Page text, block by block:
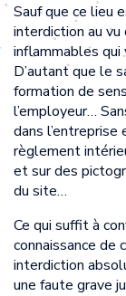
Sauf que ce lieu
interdiction au
inflammables
D’autant que le
formation de
l’employeur…
dans
règlement
et sur des
du site…
Ce qui suffit à
connaissance de
interdiction
une faute grave